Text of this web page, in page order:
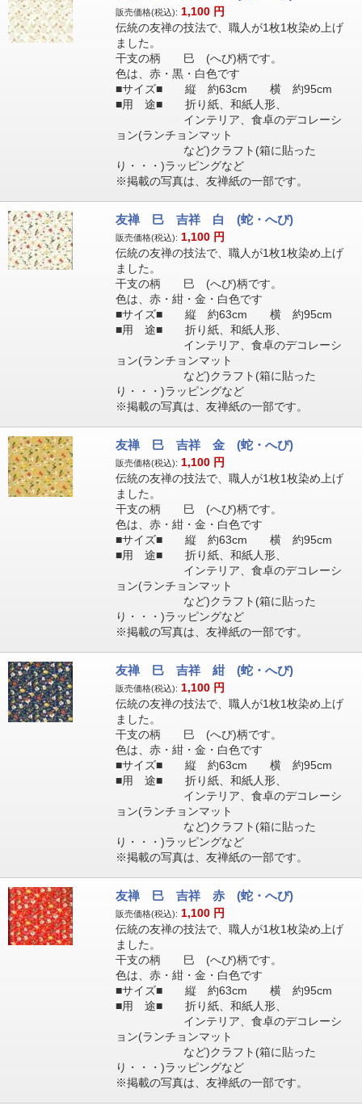
販売価格(税込): 1,100 円
伝統の友禅の技法で、職人が1枚1枚染め上げ
ました。
干支の柄 巳 (へび)柄です。
色は、赤・黒・白色です
■サイズ■ 縦 約63cm 横 約95cm
■用 途■ 折り紙、和紙人形、
インテリア、食卓のデコレーシ
ョン(ランチョンマット
など)クラフト(箱に貼った
り・・・)ラッピングなど
※掲載の写真は、友禅紙の一部です。
友禅 巳 吉祥 白 (蛇・へび)
販売価格(税込): 1,100 円
伝統の友禅の技法で、職人が1枚1枚染め上げ
ました。
干支の柄 巳 (へび)柄です。
色は、赤・紺・金・白色です
■サイズ■ 縦 約63cm 横 約95cm
■用 途■ 折り紙、和紙人形、
インテリア、食卓のデコレーシ
ョン(ランチョンマット
など)クラフト(箱に貼った
り・・・)ラッピングなど
※掲載の写真は、友禅紙の一部です。
友禅 巳 吉祥 金 (蛇・へび)
販売価格(税込): 1,100 円
伝統の友禅の技法で、職人が1枚1枚染め上げ
ました。
干支の柄 巳 (へび)柄です。
色は、赤・紺・金・白色です
■サイズ■ 縦 約63cm 横 約95cm
■用 途■ 折り紙、和紙人形、
インテリア、食卓のデコレーシ
ョン(ランチョンマット
など)クラフト(箱に貼った
り・・・)ラッピングなど
※掲載の写真は、友禅紙の一部です。
友禅 巳 吉祥 紺 (蛇・へび)
販売価格(税込): 1,100 円
伝統の友禅の技法で、職人が1枚1枚染め上げ
ました。
干支の柄 巳 (へび)柄です。
色は、赤・紺・金・白色です
■サイズ■ 縦 約63cm 横 約95cm
■用 途■ 折り紙、和紙人形、
インテリア、食卓のデコレーシ
ョン(ランチョンマット
など)クラフト(箱に貼った
り・・・)ラッピングなど
※掲載の写真は、友禅紙の一部です。
友禅 巳 吉祥 赤 (蛇・へび)
販売価格(税込): 1,100 円
伝統の友禅の技法で、職人が1枚1枚染め上げ
ました。
干支の柄 巳 (へび)柄です。
色は、赤・紺・金・白色です
■サイズ■ 縦 約63cm 横 約95cm
■用 途■ 折り紙、和紙人形、
インテリア、食卓のデコレーシ
ョン(ランチョンマット
など)クラフト(箱に貼った
り・・・)ラッピングなど
※掲載の写真は、友禅紙の一部です。